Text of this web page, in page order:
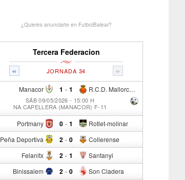
¿Quieres anunciarte en FutbolBalear?
Tercera Federacion
« »
JORNADA 34
Manacor 1 - R.C.D. Mallorca Sad "B"
1
SÁB 09/05/2026 - 15:00 H
NA CAPELLERA (MANACOR) F-11
Portmany 0 - Rotlet-molinar
1
Peña Deportiva 2 - Collerense
0
Felanitx 2 - Santanyi
1
Binissalem 2 - Son Cladera
0